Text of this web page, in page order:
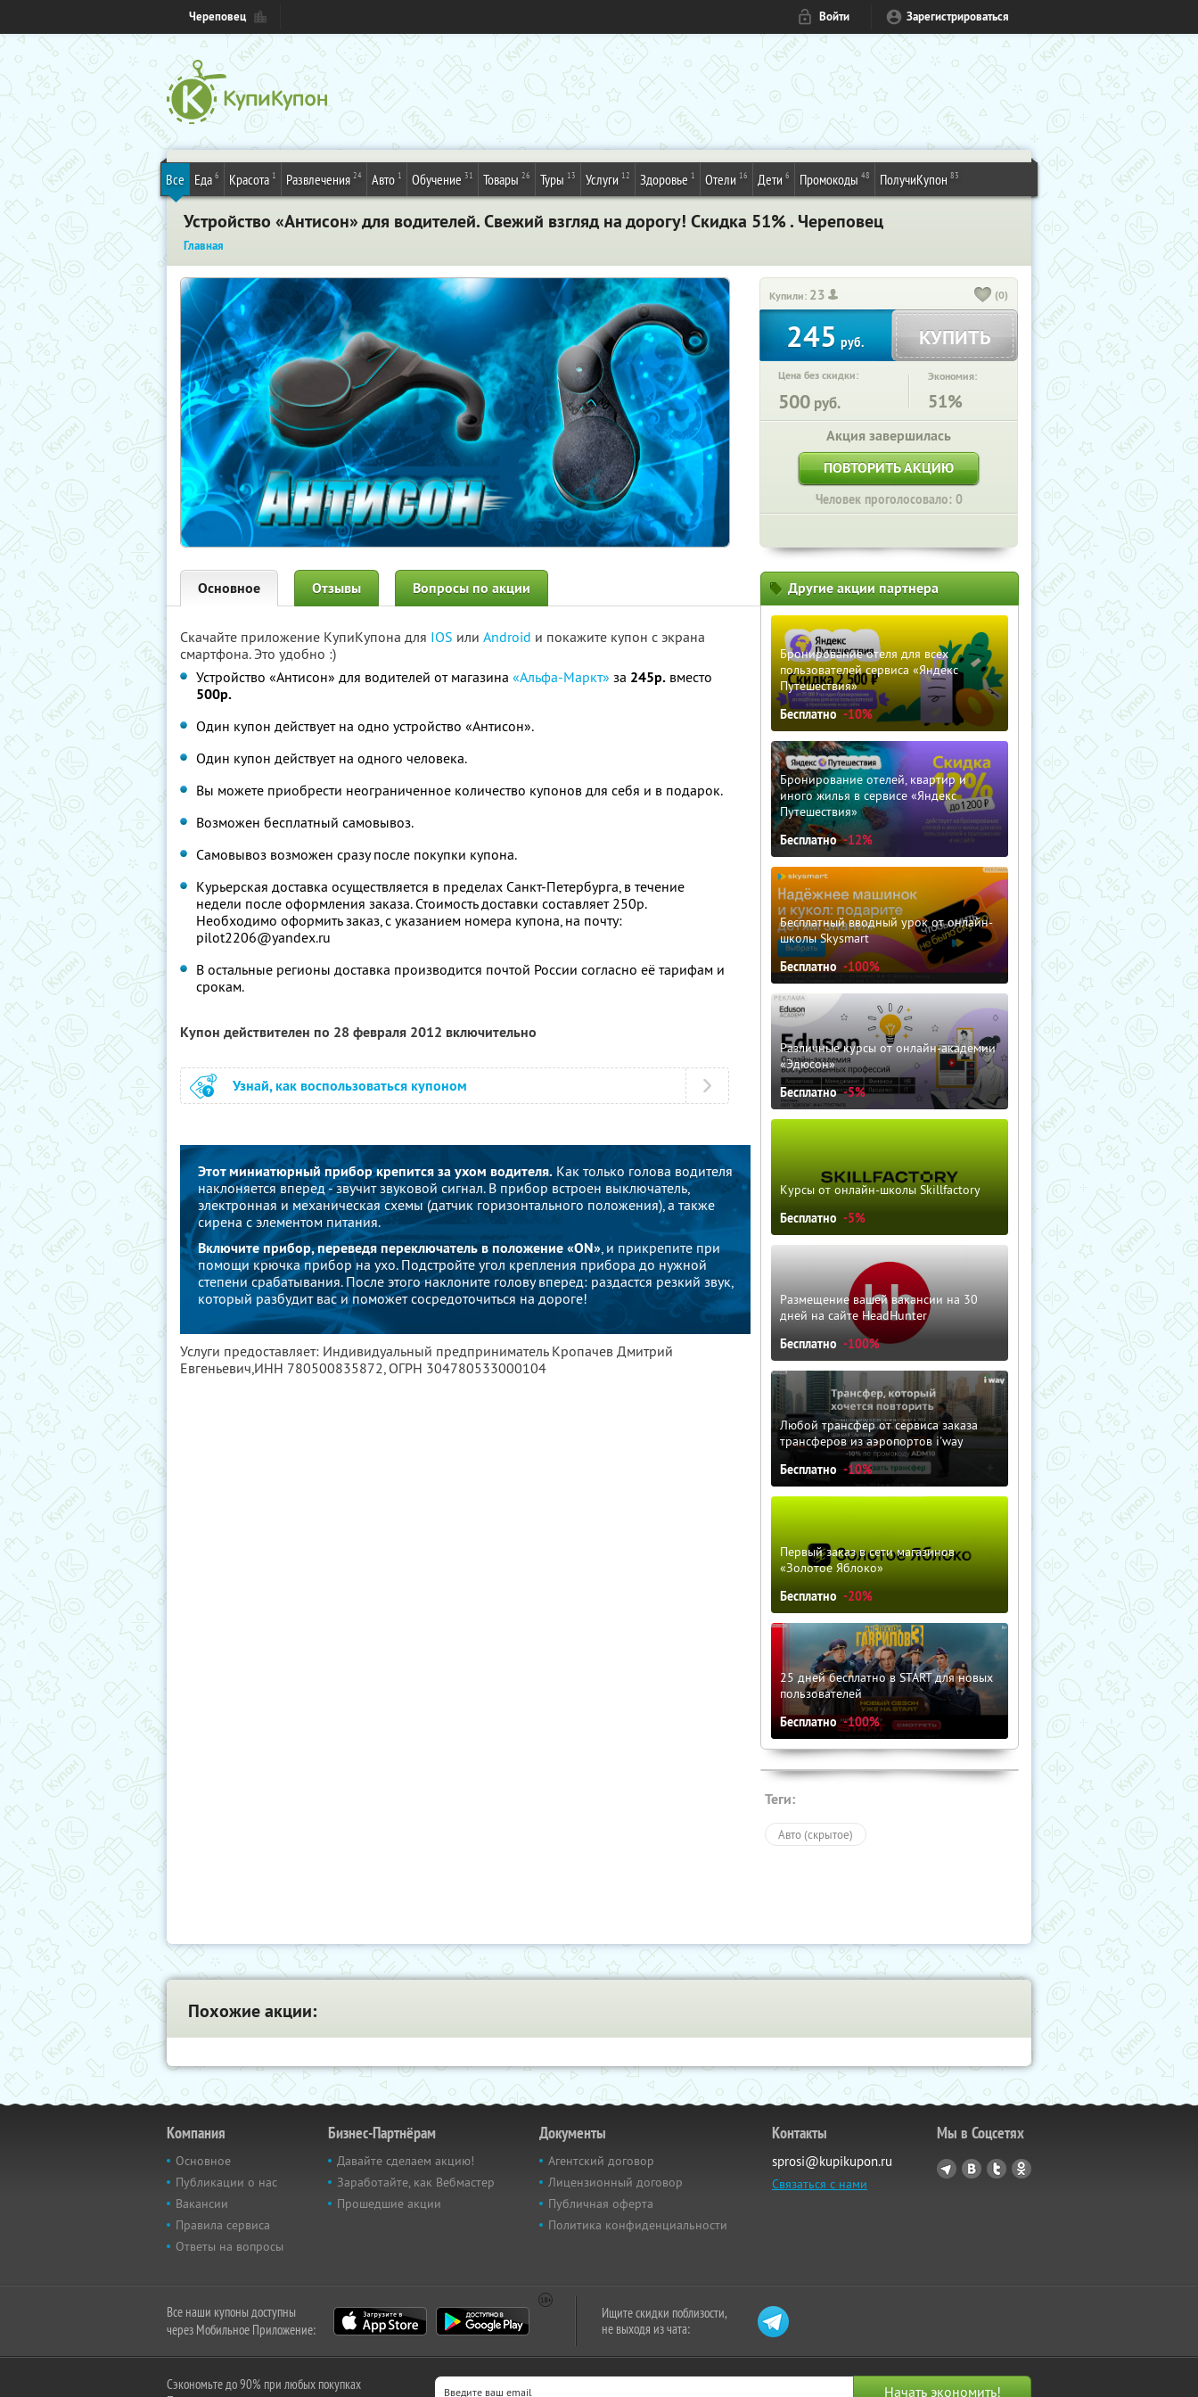
Череповец Войти Зарегистрироваться
Все Еда 6 Красота 1 Развлечения 24 Авто 1 Обучение 31 Товары 26 Туры 13 Услуги 12 Здоровье 1 Отели 16 Дети 6 Промокоды 48 ПолучиКупон 83
Устройство «Антисон» для водителей. Свежий взгляд на дорогу! Скидка 51% . Череповец
Главная
Купили: 23 (0)
245 руб. КУПИТЬ
Цена без скидки:
500 руб.
Экономия:
51%
Акция завершилась
ПОВТОРИТЬ АКЦИЮ
Человек проголосовало: 0
Основное Отзывы Вопросы по акции
Скачайте приложение КупиКупона для IOS или Android и покажите купон с экрана
смартфона. Это удобно :)
Устройство «Антисон» для водителей от магазина «Альфа-Маркт» за 245р. вместо
500р.
Один купон действует на одно устройство «Антисон».
Один купон действует на одного человека.
Вы можете приобрести неограниченное количество купонов для себя и в подарок.
Возможен бесплатный самовывоз.
Самовывоз возможен сразу после покупки купона.
Курьерская доставка осуществляется в пределах Санкт-Петербурга, в течение
недели после оформления заказа. Стоимость доставки составляет 250р.
Необходимо оформить заказ, с указанием номера купона, на почту:
pilot2206@yandex.ru
В остальные регионы доставка производится почтой России согласно её тарифам и
срокам.
Купон действителен по 28 февраля 2012 включительно
Узнай, как воспользоваться купоном
Этот миниатюрный прибор крепится за ухом водителя. Как только голова водителя
наклоняется вперед - звучит звуковой сигнал. В прибор встроен выключатель,
электронная и механическая схемы (датчик горизонтального положения), а также
сирена с элементом питания.
Включите прибор, переведя переключатель в положение «ON», и прикрепите при
помощи крючка прибор на ухо. Подстройте угол крепления прибора до нужной
степени срабатывания. После этого наклоните голову вперед: раздастся резкий звук,
который разбудит вас и поможет сосредоточиться на дороге!
Услуги предоставляет: Индивидуальный предприниматель Кропачев Дмитрий
Евгеньевич,ИНН 780500835872, ОГРН 304780533000104
Другие акции партнера
Бронирование отеля для всех
пользователей сервиса «Яндекс
Путешествия»
Бесплатно -10%
Бронирование отелей, квартир и
иного жилья в сервисе «Яндекс
Путешествия»
Бесплатно -12%
Бесплатный вводный урок от онлайн-
школы Skysmart
Бесплатно -100%
Различные курсы от онлайн-академии
«Эдюсон»
Бесплатно -5%
Курсы от онлайн-школы Skillfactory
Бесплатно -5%
Размещение вашей вакансии на 30
дней на сайте HeadHunter
Бесплатно -100%
Любой трансфер от сервиса заказа
трансферов из аэропортов i'way
Бесплатно -10%
Первый заказ в сети магазинов
«Золотое Яблоко»
Бесплатно -20%
25 дней бесплатно в START для новых
пользователей
Бесплатно -100%
Теги:
Авто (скрытое)
Похожие акции:
Компания
Основное
Публикации о нас
Вакансии
Правила сервиса
Ответы на вопросы
Бизнес-Партнёрам
Давайте сделаем акцию!
Заработайте, как Вебмастер
Прошедшие акции
Документы
Агентский договор
Лицензионный договор
Публичная оферта
Политика конфиденциальности
Контакты
sprosi@kupikupon.ru
Связаться с нами
Мы в Соцсетях
Все наши купоны доступны
через Мобильное Приложение:
Ищите скидки поблизости,
не выходя из чата:
Сэкономьте до 90% при любых покупках